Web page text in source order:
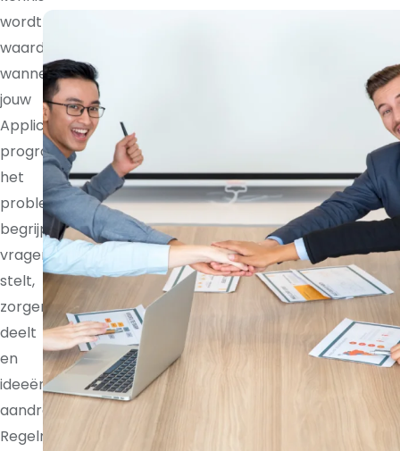
wordt
waardevoller
wanneer
jouw
Application
programmer
het
probleem
begrijpt,
vragen
stelt,
zorgen
deelt
en
ideeën
aandraagt.
Regelmatige